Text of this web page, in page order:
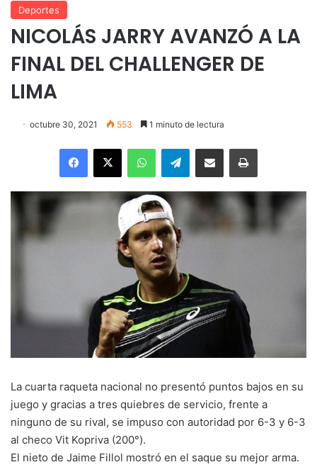
Deportes
NICOLÁS JARRY AVANZÓ A LA
FINAL DEL CHALLENGER DE
LIMA
octubre 30, 2021 553 1 minuto de lectura
Facebook
X WhatsAppTelegramEnviar vía email Imprimir
La cuarta raqueta nacional no presentó puntos bajos en su
juego y gracias a tres quiebres de servicio, frente a
ninguno de su rival, se impuso con autoridad por 6-3 y 6-3
al checo Vit Kopriva (200°).
El nieto de Jaime Fillol mostró en el saque su mejor arma.